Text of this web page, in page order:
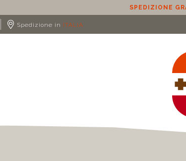
SPEDIZIONE GRATUITA IN ITALIA A PARTIRE DA 90€
Spedizione in ITALIA